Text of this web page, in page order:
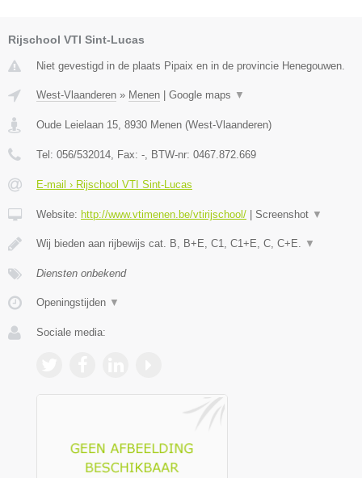
Rijschool VTI Sint-Lucas
Niet gevestigd in de plaats Pipaix en in de provincie Henegouwen.
West-Vlaanderen » Menen Google maps ▼
Oude Leielaan 15 8930 Menen (West-Vlaanderen)
Tel: 056/532014 , Fax: - , BTW-nr: 0467.872.669
E-mail › Rijschool VTI Sint-Lucas
Website: http://www.vtimenen.be/vtirijschool/ Screenshot ▼
Wij bieden aan rijbewijs cat. B, B+E, C1, C1+E, C, C+E. ▼
Diensten onbekend
Openingstijden ▼
Sociale media: